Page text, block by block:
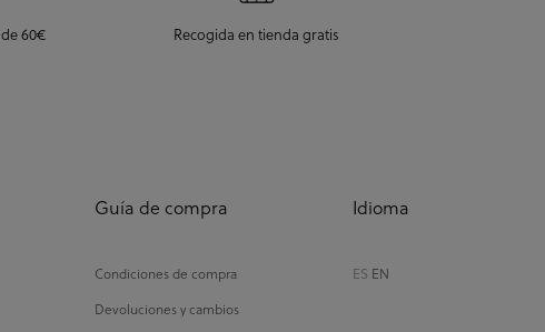
60€ Recogida en tienda gratis
Guía de compra
Condiciones de compra
Devoluciones y cambios
Idioma
ES EN